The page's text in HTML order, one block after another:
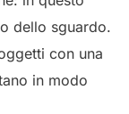
dello sguardo.
con una
in modo